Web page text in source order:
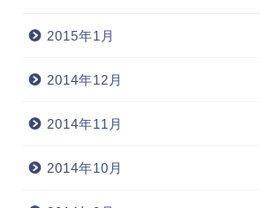
2015年1月
2014年12月
2014年11月
2014年10月